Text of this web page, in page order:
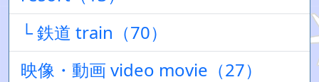
└ 鉄道 train（70）
映像・動画 video movie（27）